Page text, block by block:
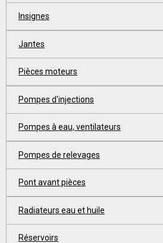
Insignes
Jantes
Pièces moteurs
Pompes d'injections
Pompes à eau, ventilateurs
Pompes de relevages
Pont avant pièces
Radiateurs eau et huile
Réservoirs